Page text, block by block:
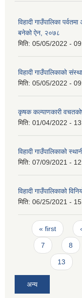
विहादी गाउँपालिका
बनेको ऐन, २०७८
मिति: 05/05/2022 -
विहादी गाउँपालिकाको
मिति: 05/05/2022 -
कृषक कल्याणकारी
मिति: 01/04/2022 -
विहादी गाउँपालिकाको
मिति: 07/09/2021 -
विहादी गाउँपालिकाको
मिति: 06/25/2021 -
Pages
« first
7 8
13
अन्य